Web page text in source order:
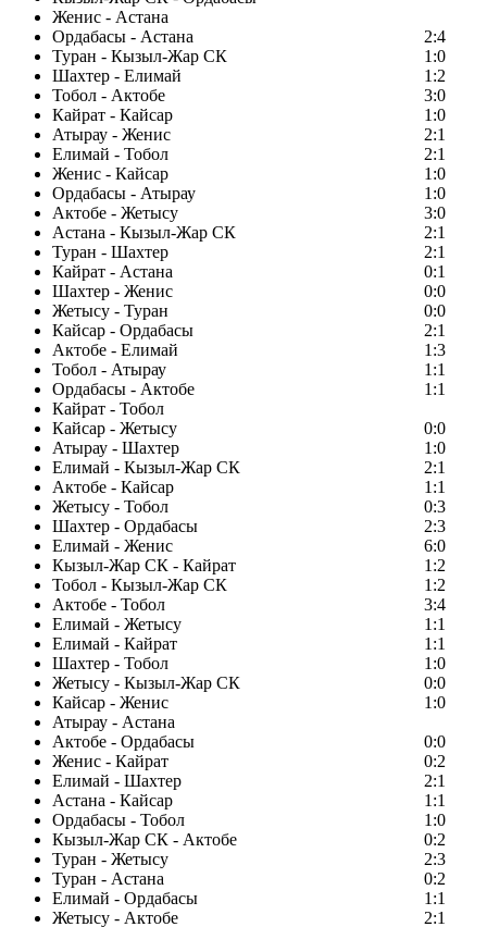
Женис - Астана
Ордабасы - Астана
2:4
Туран - Кызыл-Жар СК
1:0
Шахтер - Елимай
1:2
Тобол - Актобе
3:0
Кайрат - Кайсар
1:0
Атырау - Женис
2:1
Елимай - Тобол
2:1
Женис - Кайсар
1:0
Ордабасы - Атырау
1:0
Актобе - Жетысу
3:0
Астана - Кызыл-Жар СК
2:1
Туран - Шахтер
2:1
Кайрат - Астана
0:1
Шахтер - Женис
0:0
Жетысу - Туран
0:0
Кайсар - Ордабасы
2:1
Актобе - Елимай
1:3
Тобол - Атырау
1:1
Ордабасы - Актобе
1:1
Кайрат - Тобол
Кайсар - Жетысу
0:0
Атырау - Шахтер
1:0
Елимай - Кызыл-Жар СК
2:1
Актобе - Кайсар
1:1
Жетысу - Тобол
0:3
Шахтер - Ордабасы
2:3
Елимай - Женис
6:0
Кызыл-Жар СК - Кайрат
1:2
Тобол - Кызыл-Жар СК
1:2
Актобе - Тобол
3:4
Елимай - Жетысу
1:1
Елимай - Кайрат
1:1
Шахтер - Тобол
1:0
Жетысу - Кызыл-Жар СК
0:0
Кайсар - Женис
1:0
Атырау - Астана
Актобе - Ордабасы
0:0
Женис - Кайрат
0:2
Елимай - Шахтер
2:1
Астана - Кайсар
1:1
Ордабасы - Тобол
1:0
Кызыл-Жар СК - Актобе
0:2
Туран - Жетысу
2:3
Туран - Астана
0:2
Елимай - Ордабасы
1:1
Жетысу - Актобе
2:1